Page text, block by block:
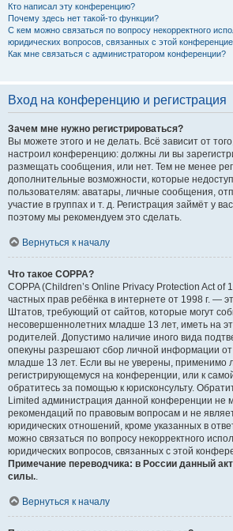
Кто написал эту конференцию?
Почему здесь нет такой-то функции?
С кем можно связаться по вопросу некорректного
юридических вопросов, связанных с этой
Как мне связаться с администратором конференции?
Вход на конференцию и регистрация
Зачем мне нужно регистрироваться?
Вы можете этого и не делать. Всё зависит от
настроил конференцию: должны ли вы
размещать сообщения, или нет. Тем не менее
дополнительные возможности, которые
пользователям: аватары, личные сообщения,
участие в группах и т. д. Регистрация займёт у
поэтому мы рекомендуем это сделать.
Вернуться к началу
Что такое COPPA?
COPPA (Children’s Online Privacy Protection Act of
частных прав ребёнка в интернете от 1998 г. —
Штатов, требующий от сайтов, которые могут
несовершеннолетних младше 13 лет, иметь на
родителей. Допустимо наличие иного вида
опекуны разрешают сбор личной информации
младше 13 лет. Если вы не уверены, применимо
регистрирующемуся на конференции, или к
обратитесь за помощью к юрисконсульту.
Limited администрация данной конференции не
рекомендаций по правовым вопросам и не
юридических отношений, кроме указанных в
можно связаться по вопросу некорректного
юридических вопросов, связанных с этой
Примечание переводчика: в России данный
силы..
Вернуться к началу